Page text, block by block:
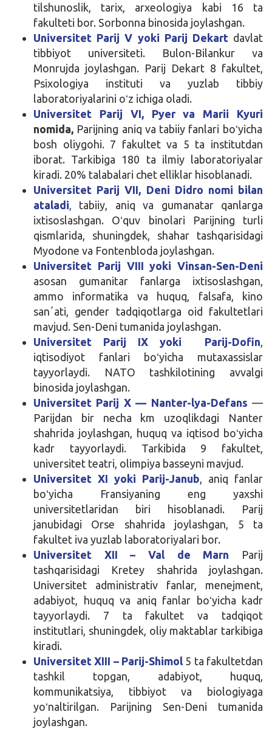
tilshunoslik, tarix, arxeologiya kabi 16 ta
fakulteti bor. Sorbonna binosida joylashgan.
Universitet Parij V yoki Parij Dekart davlat
tibbiyot universiteti. Bulon-Bilankur va
Monrujda joylashgan. Parij Dekart 8 fakultet,
Psixologiya instituti va yuzlab tibbiy
laboratoriyalarini oʻz ichiga oladi.
Universitet Parij VI, Pyer va Marii Kyuri
nomida, Parijning aniq va tabiiy fanlari boʻyicha
bosh oliygohi. 7 fakultet va 5 ta institutdan
iborat. Tarkibiga 180 ta ilmiy laboratoriyalar
kiradi. 20% talabalari chet elliklar hisoblanadi.
Universitet Parij VII, Deni Didro nomi bilan
ataladi
tabiiy, aniq va gumanatar qanlarga
ixtisoslashgan. Oʻquv binolari Parijning turli
qismlarida, shuningdek, shahar tashqarisidagi
Myodone va Fontenbloda joylashgan.
Universitet Parij VIII yoki Vinsan-Sen-Deni
asosan gumanitar fanlarga ixtisoslashgan,
ammo informatika va huquq, falsafa, kino
sanʼati, gender tadqiqotlarga oid fakultetlari
mavjud. Sen-Deni tumanida joylashgan.
Universitet Parij IX yoki Parij-Dofin
iqtisodiyot fanlari boʻyicha mutaxassislar
tayyorlaydi. NATO tashkilotining avvalgi
binosida joylashgan.
Universitet Parij X — Nanter-lya-Defans —
Parijdan bir necha km uzoqlikdagi Nanter
shahrida joylashgan, huquq va iqtisod boʻyicha
kadr tayyorlaydi. Tarkibida 9 fakultet,
universitet teatri, olimpiya basseyni mavjud.
Universitet XI yoki Parij-Janub , aniq fanlar
boʻyicha Fransiyaning eng yaxshi
universitetlaridan biri hisoblanadi. Parij
janubidagi Orse shahrida joylashgan, 5 ta
fakultet iva yuzlab laboratoriyalari bor.
Universitet XII – Val de Marn Parij
tashqarisidagi Kretey shahrida joylashgan.
Universitet administrativ fanlar, menejment,
adabiyot, huquq va aniq fanlar boʻyicha kadr
tayyorlaydi. 7 ta fakultet va tadqiqot
institutlari, shuningdek, oliy maktablar tarkibiga
kiradi.
Universitet XIII – Parij-Shimol 5 ta fakultetdan
tashkil topgan, adabiyot, huquq,
kommunikatsiya, tibbiyot va biologiyaga
yoʻnaltirilgan. Parijning Sen-Deni tumanida
joylashgan.